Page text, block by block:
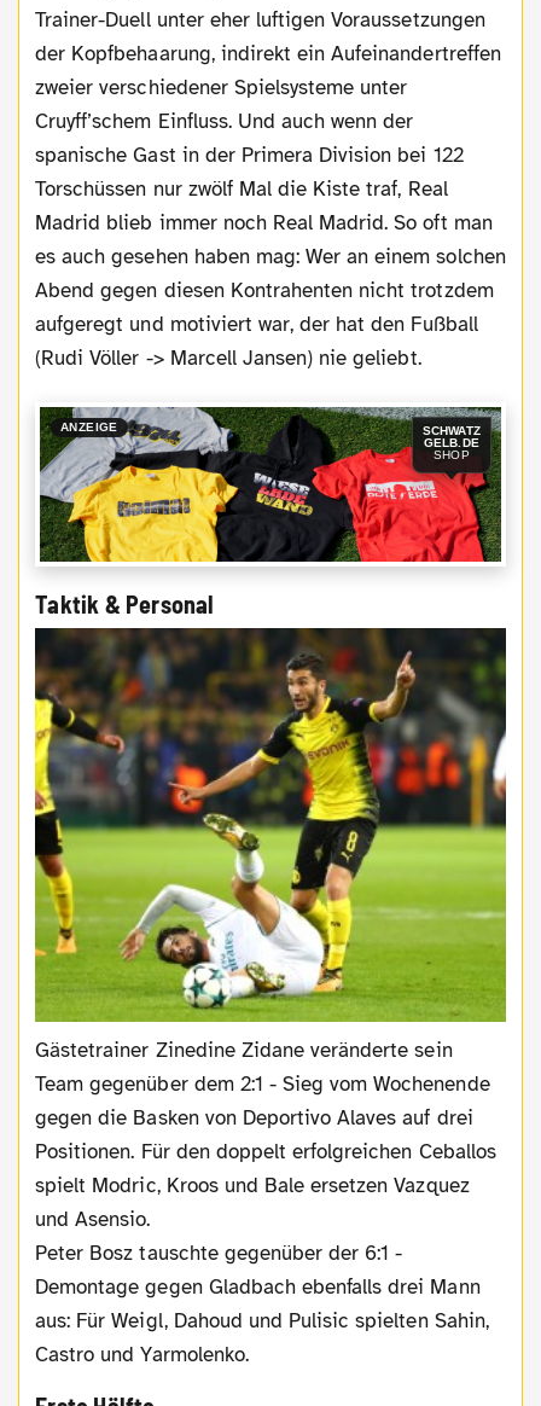
Trainer-Duell unter eher luftigen Voraussetzungen
der Kopfbehaarung, indirekt ein Aufeinandertreffen
zweier verschiedener Spielsysteme unter
Cruyff’schem Einfluss. Und auch wenn der
spanische Gast in der Primera Division bei 122
Torschüssen nur zwölf Mal die Kiste traf, Real
Madrid blieb immer noch Real Madrid. So oft man
es auch gesehen haben mag: Wer an einem solchen
Abend gegen diesen Kontrahenten nicht trotzdem
aufgeregt und motiviert war, der hat den Fußball
(Rudi Völler -> Marcell Jansen) nie geliebt.
ANZEIGE
SCHWATZ
GELB.DE
SHOP
Taktik & Personal
Gästetrainer Zinedine Zidane veränderte sein
Team gegenüber dem 2:1 - Sieg vom Wochenende
gegen die Basken von Deportivo Alaves auf drei
Positionen. Für den doppelt erfolgreichen Ceballos
spielt Modric, Kroos und Bale ersetzen Vazquez
und Asensio.
Peter Bosz tauschte gegenüber der 6:1 -
Demontage gegen Gladbach ebenfalls drei Mann
aus: Für Weigl, Dahoud und Pulisic spielten Sahin,
Castro und Yarmolenko.